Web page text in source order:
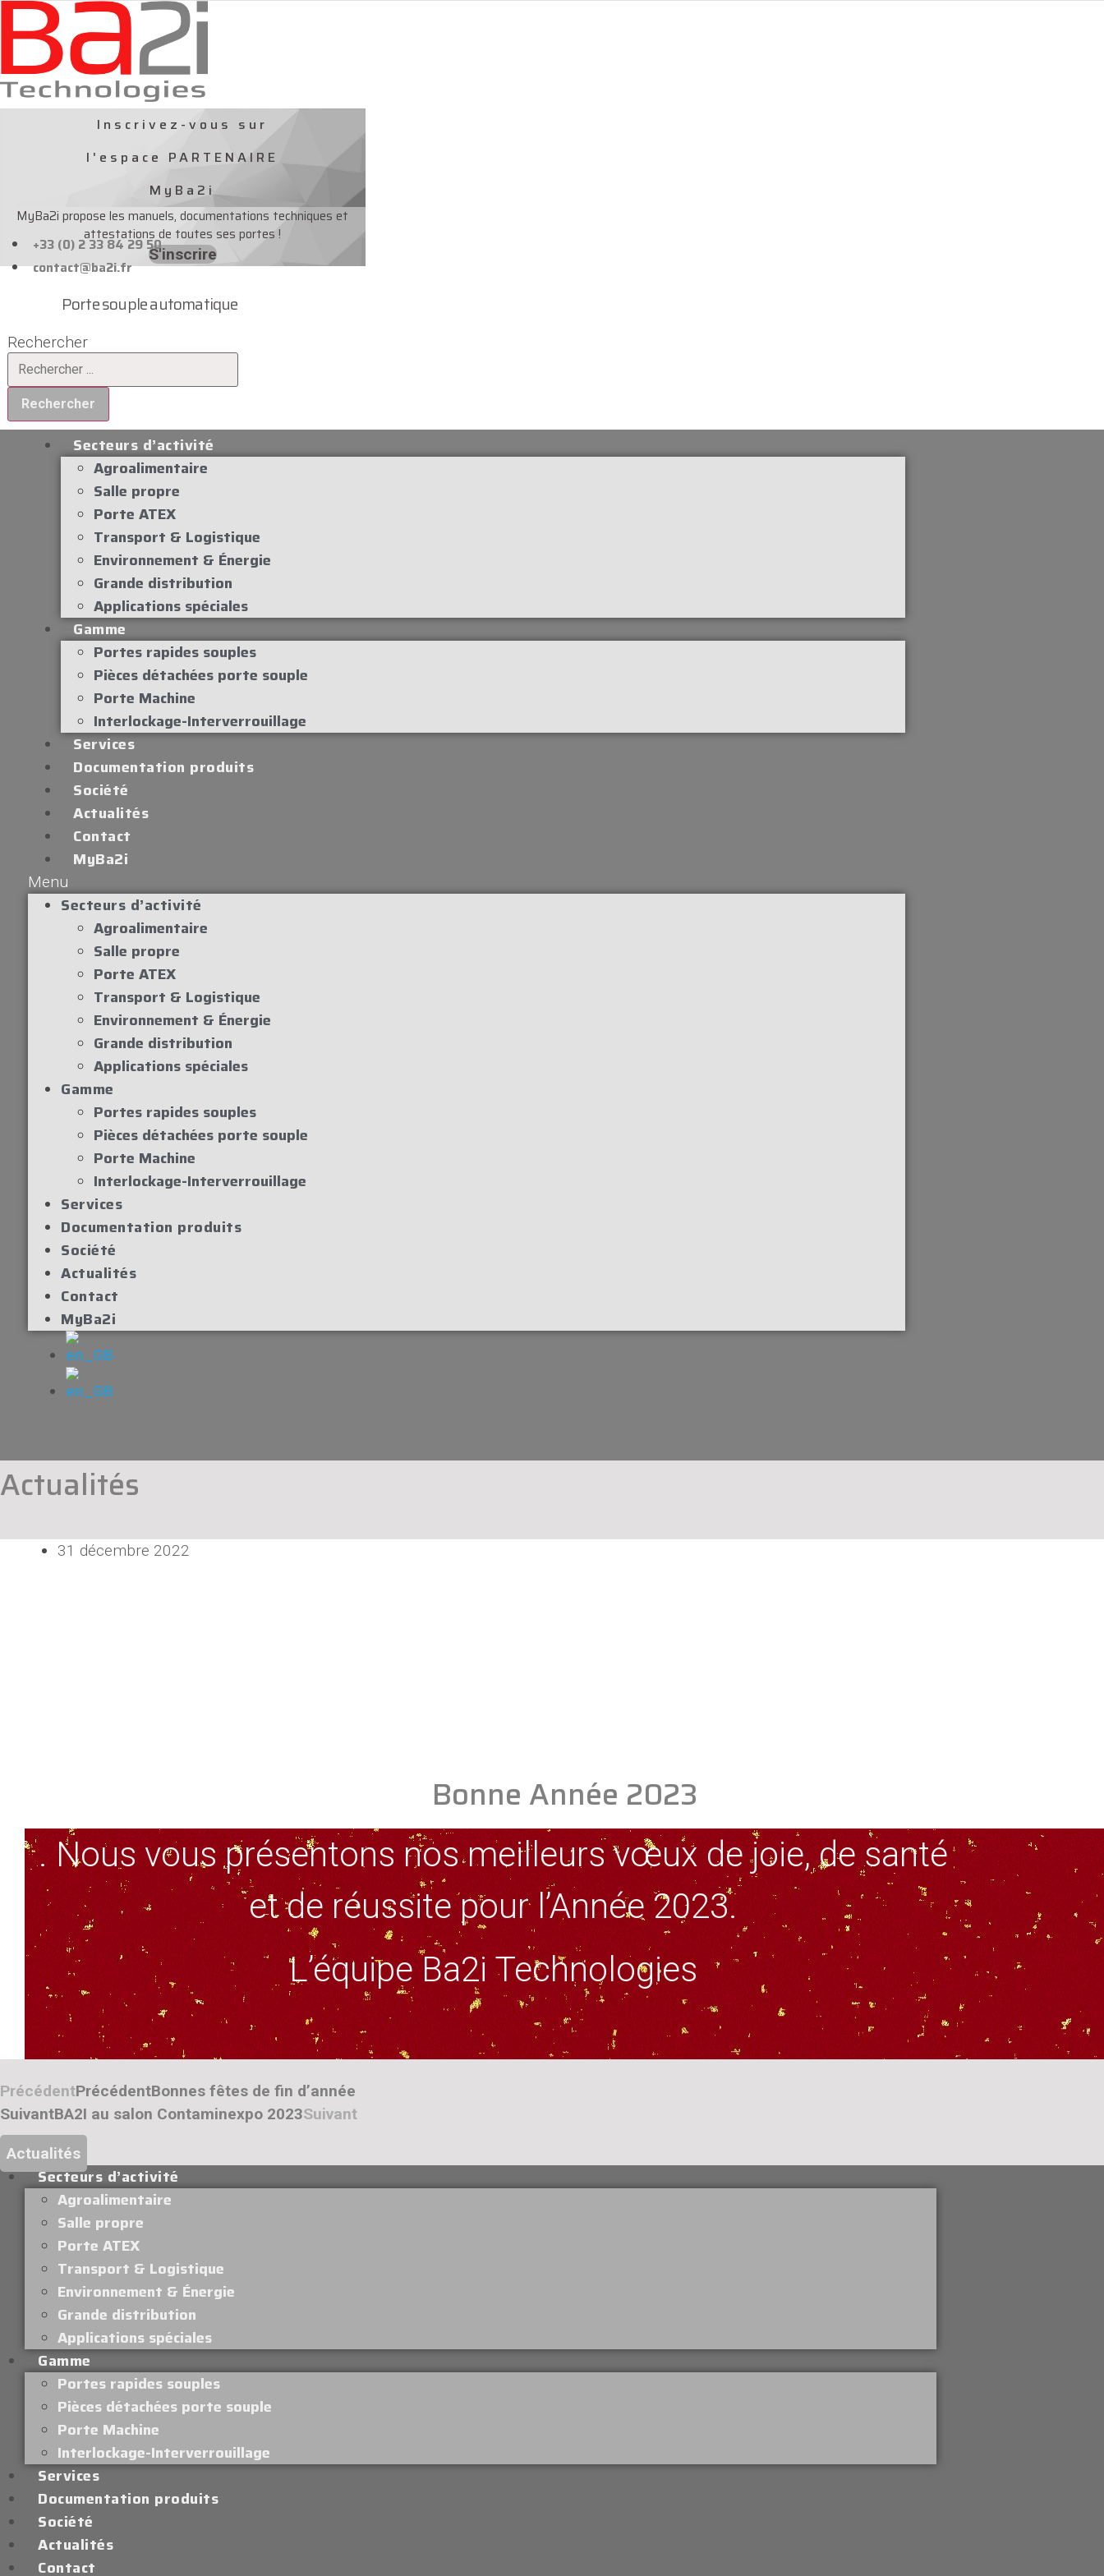
Aller
au
contenu
Inscrivez-vous sur
l'espace PARTENAIRE
MyBa2i
MyBa2i propose les manuels, documentations techniques et
attestations de toutes ses portes !
S'inscrire
+33 (0) 2 33 84 29 50
contact@ba2i.fr
Porte souple automatique
Rechercher
Rechercher
Secteurs d’activité
Agroalimentaire
Salle propre
Porte ATEX
Transport & Logistique
Environnement & Énergie
Grande distribution
Applications spéciales
Gamme
Portes rapides souples
Pièces détachées porte souple
Porte Machine
Interlockage-Interverrouillage
Services
Documentation produits
Société
Actualités
Contact
MyBa2i
Menu
Secteurs d’activité
Agroalimentaire
Salle propre
Porte ATEX
Transport & Logistique
Environnement & Énergie
Grande distribution
Applications spéciales
Gamme
Portes rapides souples
Pièces détachées porte souple
Porte Machine
Interlockage-Interverrouillage
Services
Documentation produits
Société
Actualités
Contact
MyBa2i
Actualités
31 décembre 2022
Bonne Année 2023
. Nous vous présentons nos meilleurs vœux de joie, de santé
et de réussite pour l’Année 2023.
L’équipe Ba2i Technologies
PrécédentPrécédentBonnes fêtes de fin d’année
SuivantBA2I au salon Contaminexpo 2023Suivant
Actualités
Secteurs d’activité
Agroalimentaire
Salle propre
Porte ATEX
Transport & Logistique
Environnement & Énergie
Grande distribution
Applications spéciales
Gamme
Portes rapides souples
Pièces détachées porte souple
Porte Machine
Interlockage-Interverrouillage
Services
Documentation produits
Société
Actualités
Contact